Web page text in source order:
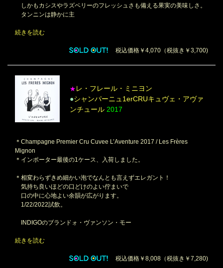
しかもカシスやラズベリーのフレッシュさも備える果実の美味しさ。
タンニンは静かに主
続きを読む
税込価格￥4,070（税抜き￥3,700)
★ レ・フレール・ミニヨン
●シャンパーニュ1erCRUキュヴェ・アヴァ
ンチュール 2017
＊Champagne Premier Cru Cuvee L’Aventure 2017 / Les Frères
Mignon
＊インポーター最後の1ケース、入荷しました。
＊相変わらずきめ細かい泡でなんとも言えずエレガント！
気持ち良いほどの口どけのよい佇まいで
口の中に心地よい余韻が広がります。
1/22/2022試飲。
INDIGOのブランドォ・ヴァンソン・モー
続きを読む
税込価格￥8,008（税抜き￥7,280)